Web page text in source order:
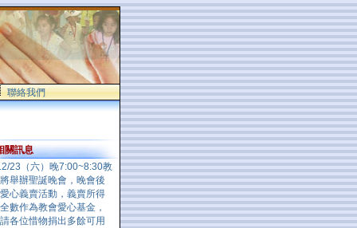
聯絡我們
關訊息
23（六）晚7:00~8:30教
舉辦聖誕晚會，晚會後
心義賣活動，義賣所得
數作為教會愛心基金，
各位惜物捐出多餘可用